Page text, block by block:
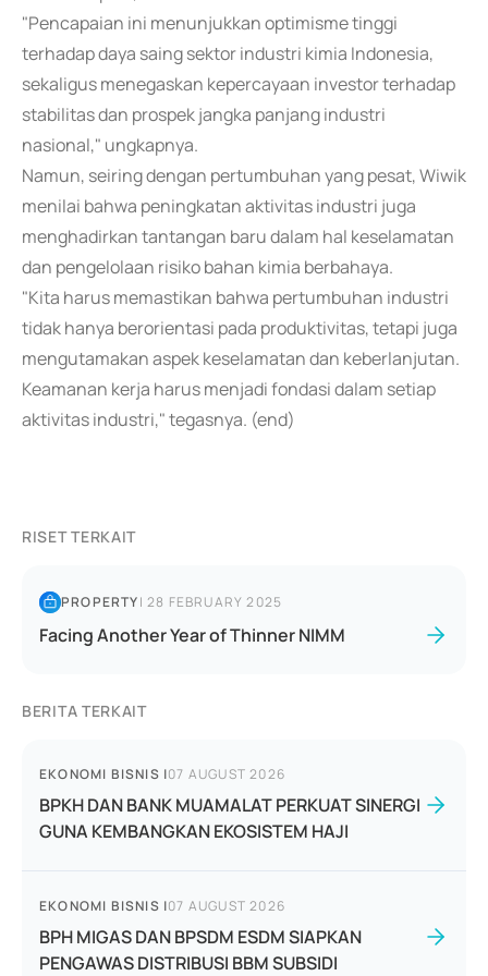
"Pencapaian ini menunjukkan optimisme tinggi
terhadap daya saing sektor industri kimia Indonesia,
sekaligus menegaskan kepercayaan investor terhadap
stabilitas dan prospek jangka panjang industri
nasional," ungkapnya.
Namun, seiring dengan pertumbuhan yang pesat, Wiwik
menilai bahwa peningkatan aktivitas industri juga
menghadirkan tantangan baru dalam hal keselamatan
dan pengelolaan risiko bahan kimia berbahaya.
"Kita harus memastikan bahwa pertumbuhan industri
tidak hanya berorientasi pada produktivitas, tetapi juga
mengutamakan aspek keselamatan dan keberlanjutan.
Keamanan kerja harus menjadi fondasi dalam setiap
aktivitas industri," tegasnya. (end)
RISET TERKAIT
PROPERTY|28 FEBRUARY 2025
Facing Another Year of Thinner NIMM
BERITA TERKAIT
EKONOMI BISNIS |07 AUGUST 2026
BPKH DAN BANK MUAMALAT PERKUAT SINERGI
GUNA KEMBANGKAN EKOSISTEM HAJI
EKONOMI BISNIS |07 AUGUST 2026
BPH MIGAS DAN BPSDM ESDM SIAPKAN
PENGAWAS DISTRIBUSI BBM SUBSIDI